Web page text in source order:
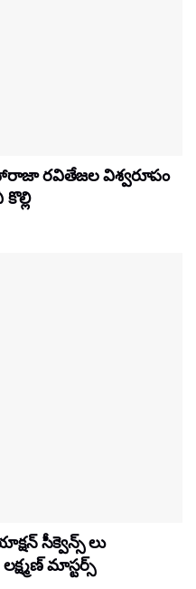
రవితేజల విశ్వరూపం
సీక్వెన్స్ లు
మాస్టర్స్